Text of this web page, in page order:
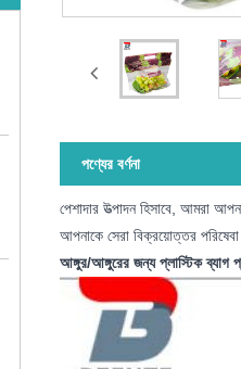
পণ্যের বর্ণনা
পেশাদার উত্পাদন হিসাবে, আমরা
আপনাকে সেরা বিক্রয়োত্তর
আঙ্গুর/আঙ্গুরের জন্য প্লাস্টিক ব্যাগ